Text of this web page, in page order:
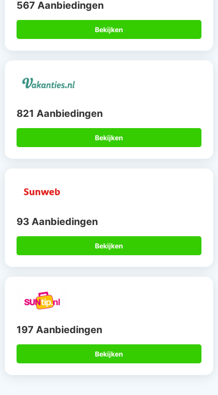
567 Aanbiedingen
Bekijken
821 Aanbiedingen
Bekijken
93 Aanbiedingen
Bekijken
197 Aanbiedingen
Bekijken